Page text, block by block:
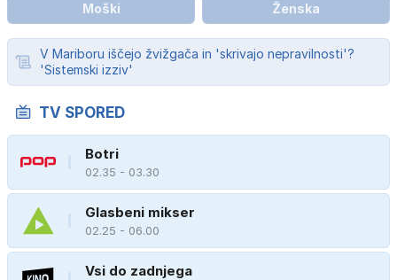
Moški Ženska
V Mariboru iščejo žvižgača in 'skrivajo nepravilnosti'?
'Sistemski izziv'
TV SPORED
Botri
02.35 - 03.30
Glasbeni mikser
02.25 - 06.00
Vsi do zadnjega